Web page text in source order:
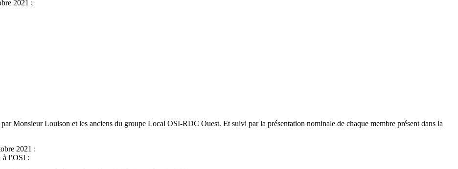
2021 ;
Monsieur Louison et les anciens du groupe Local OSI-RDC Ouest. Et suivi par la présentation nominale de chaque membre présent dans la
2021 :
l’OSI :